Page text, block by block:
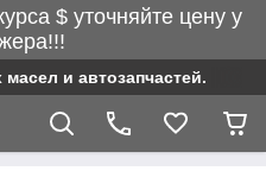
$ уточняйте цену у
и автозапчастей.